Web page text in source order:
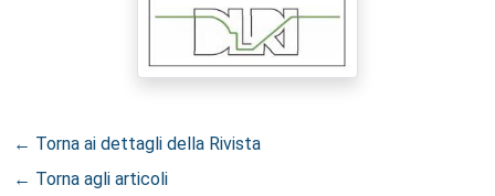
← Torna ai dettagli della Rivista
← Torna agli articoli